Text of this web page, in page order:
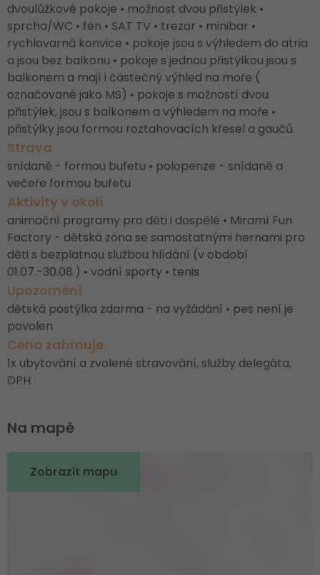
dvoulůžkové pokoje • možnost dvou přistýlek •
sprcha/WC • fén • SAT TV • trezor • minibar •
rychlovarná konvice • pokoje jsou s výhledem do atria
a jsou bez balkonu • pokoje s jednou přistýlkou jsou s
balkonem a mají i částečný výhled na moře (
označované jako MS) • pokoje s možností dvou
přistýlek, jsou s balkonem a výhledem na moře •
přistýlky jsou formou roztahovacích křesel a gaučů
Strava
snídaně - formou bufetu • polopenze - snídaně a
večeře formou bufetu
Aktivity v okolí
animační programy pro děti i dospělé • Miramì Fun
Factory - dětská zóna se samostatnými hernami pro
děti s bezplatnou službou hlídání (v období
01.07.-30.08.) • vodní sporty • tenis
Upozornění
dětská postýlka zdarma - na vyžádání • pes není je
povolen
Cena zahrnuje
1x ubytování a zvolené stravování, služby delegáta,
DPH
Na mapě
Zobrazit mapu